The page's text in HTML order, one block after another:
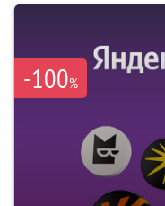
-100%